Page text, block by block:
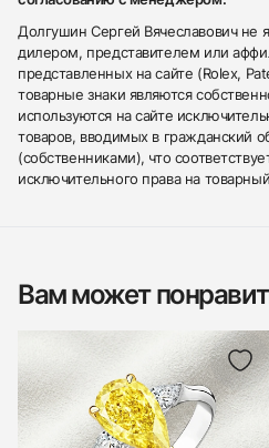
Долгушин Сергей Вячеславович не
дилером, представителем или
представленных на сайте (Rolex,
товарные знаки являются
используются на сайте
товаров, вводимых в гражданский
(собственниками), что
исключительного права на
Вам может